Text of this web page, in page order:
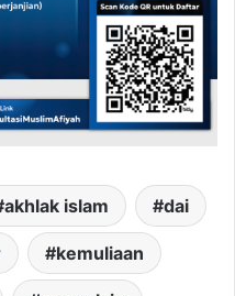
akhlak islam dai
kemuliaan